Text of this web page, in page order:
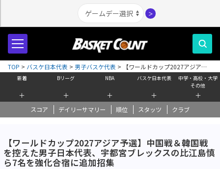
＞
新着
＋
Bリーグ
＋
NBA
＋
バスケ日本代表
＋
中学・高校・大学
その他
＋
スコア デイリーサマリー 順位 スタッツ クラブ
TOP > バスケ日本代表 > 男子バスケ代表 >
【ワールドカップ2027アジア予
選】中国戦＆韓国戦を控えた男子日本代表、宇都宮ブレックスの比江島慎ら7
名を強化合宿に追加招集
【ワールドカップ2027アジア予選】中国戦＆韓国戦
を控えた男子日本代表、宇都宮ブレックスの比江島慎
ら7名を強化合宿に追加招集